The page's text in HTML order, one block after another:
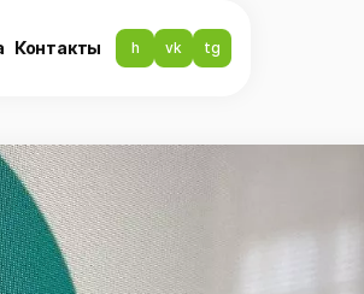
Контакты h vk tg